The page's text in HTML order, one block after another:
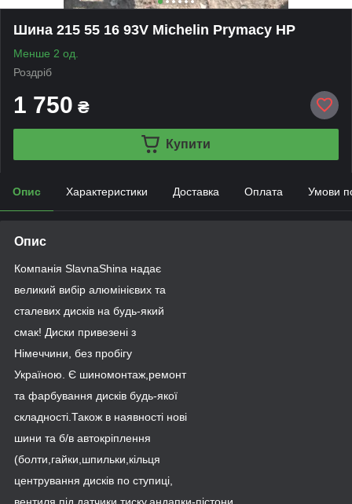
Шина 215 55 16 93V Michelin Prymacy HP
Менше 2 од.
Роздріб
1 750 ₴
Купити
Опис Характеристики Доставка Оплата Умови
Опис
Компанія SlavnaShina надає
великий вибір алюмінієвих та
сталевих дисків на будь-який
смак! Диски привезені з
Німеччини, без пробігу
Україною. Є шиномонтаж,ремонт
та фарбування дисків будь-якої
складності.Також в наявності нові
шини та б/в автокріплення
(болти,гайки,шпильки,кільця
центрування дисків по ступиці,
вентиля під датчики тиску,андапки-пістони,